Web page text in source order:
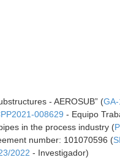
- AEROSUB” (
008629 - Equipo
in the process industry (
number: 101070596 (
2022 - Investigador)